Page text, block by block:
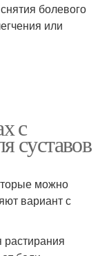
болевого
или
с
суставов
можно
вариант с